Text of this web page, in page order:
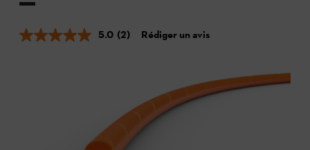
5.0 (2) Rédiger un avis